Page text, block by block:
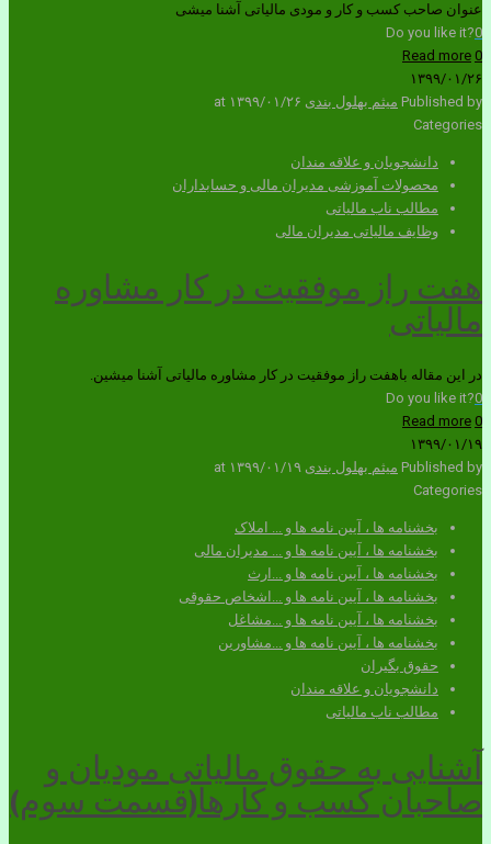
عنوان صاحب کسب و کار و مودی مالیاتی آشنا میشی
Do you like it?0
0
Read more
۱۳۹۹/۰۱/۲۶
Published by میثم بهلول بندی at ۱۳۹۹/۰۱/۲۶
Categories
دانشجویان و علاقه مندان
محصولات آموزشی مدیران مالی و حسابداران
مطالب ناب مالیاتی
وظایف مالیاتی مدیران مالی
هفت راز موفقیت در کار مشاوره
مالیاتی
در این مقاله باهفت راز موفقیت در کار مشاوره مالیاتی آشنا میشین.
Do you like it?0
0
Read more
۱۳۹۹/۰۱/۱۹
Published by میثم بهلول بندی at ۱۳۹۹/۰۱/۱۹
Categories
بخشنامه ها ، آیین نامه ها و ... املاک
بخشنامه ها ، آیین نامه ها و ... مدیران مالی
بخشنامه ها ، آیین نامه ها و ...ارث
بخشنامه ها ، آیین نامه ها و ...اشخاص حقوقی
بخشنامه ها ، آیین نامه ها و ...مشاغل
بخشنامه ها ، آیین نامه ها و ...مشاورین
حقوق بگیران
دانشجویان و علاقه مندان
مطالب ناب مالیاتی
آشنایی به حقوق مالیاتی مودیان و
صاحبان کسب و کارها(قسمت سوم)